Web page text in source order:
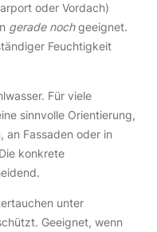
oder Vordach)
gerade nochgeeignet.
Feuchtigkeit
Für viele
sinnvolle Orientierung,
an Fassaden oder in
konkrete
unter
Geeignet, wenn